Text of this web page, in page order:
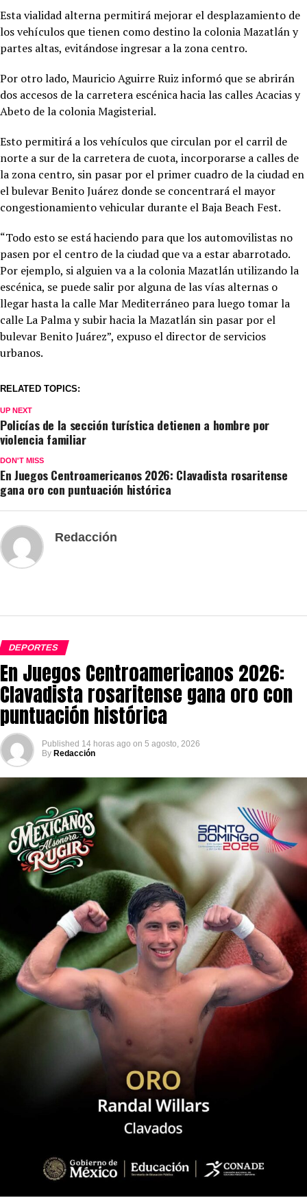
Esta vialidad alterna permitirá mejorar el desplazamiento de
los vehículos que tienen como destino la colonia Mazatlán y
partes altas, evitándose ingresar a la zona centro.
Por otro lado, Mauricio Aguirre Ruiz informó que se abrirán
dos accesos de la carretera escénica hacia las calles Acacias y
Abeto de la colonia Magisterial.
Esto permitirá a los vehículos que circulan por el carril de
norte a sur de la carretera de cuota, incorporarse a calles de
la zona centro, sin pasar por el primer cuadro de la ciudad en
el bulevar Benito Juárez donde se concentrará el mayor
congestionamiento vehicular durante el Baja Beach Fest.
“Todo esto se está haciendo para que los automovilistas no
pasen por el centro de la ciudad que va a estar abarrotado.
Por ejemplo, si alguien va a la colonia Mazatlán utilizando la
escénica, se puede salir por alguna de las vías alternas o
llegar hasta la calle Mar Mediterráneo para luego tomar la
calle La Palma y subir hacia la Mazatlán sin pasar por el
bulevar Benito Juárez”, expuso el director de servicios
urbanos.
RELATED TOPICS:
UP NEXT
Policías de la sección turística detienen a hombre por
violencia familiar
DON'T MISS
En Juegos Centroamericanos 2026: Clavadista rosaritense
gana oro con puntuación histórica
Redacción
DEPORTES
En Juegos Centroamericanos 2026:
Clavadista rosaritense gana oro con
puntuación histórica
Published 14 horas ago on 5 agosto, 2026
By Redacción